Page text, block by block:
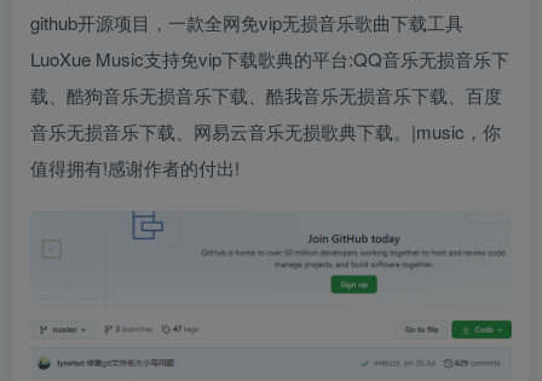
github开源项目，一款全网免vip无损音乐歌曲下载工具
LuoXue Music支持免vip下载歌典的平台:QQ音乐无损音乐下
载、酷狗音乐无损音乐下载、酷我音乐无损音乐下载、百度
音乐无损音乐下载、网易云音乐无损歌典下载。|music，你
值得拥有!感谢作者的付出!